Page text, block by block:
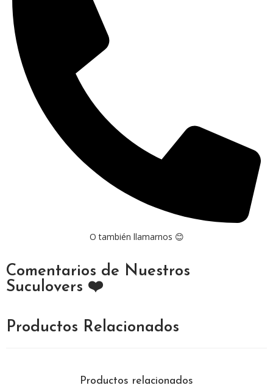
O también llamarnos 😊
Comentarios de Nuestros
Suculovers ❤️
Productos Relacionados
Productos relacionados